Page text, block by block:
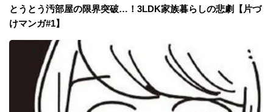
とうとう汚部屋の限界突破…！3LDK家族暮らしの悲劇【片づ
けマンガ#1】